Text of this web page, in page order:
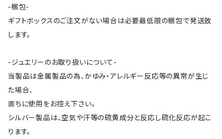
-梱包-
ギフトボックスのご注文がない場合は必要最低限の梱包で発送致
します。
-ジュエリーのお取り扱いについて-
当製品は金属製品の為、かゆみ・アレルギー反応等の異常が生じ
た場合、
直ちに使用をお控え下さい。
シルバー製品は、空気や汗等の硫黄成分と反応し硫化反応が起こ
ります。